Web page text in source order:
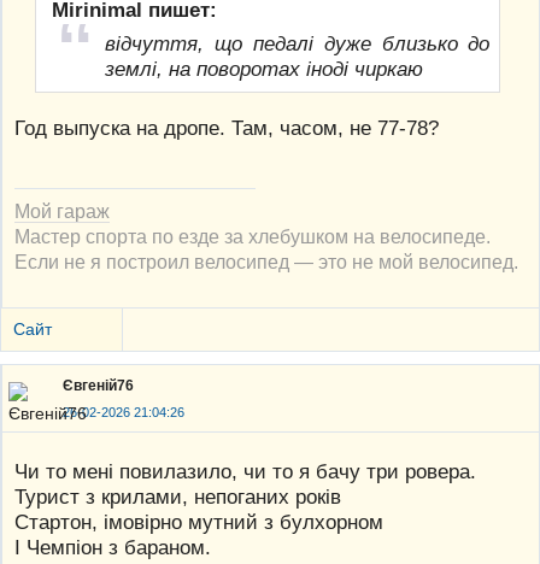
Mirinimal пишет:
відчуття, що педалі дуже близько до
землі, на поворотах іноді чиркаю
Год выпуска на дропе. Там, часом, не 77-78?
Мой гараж
Мастер спорта по езде за хлебушком на велосипеде.
Если не я построил велосипед — это не мой велосипед.
Сайт
Євгеній76
26-02-2026 21:04:26
Чи то мені повилазило, чи то я бачу три ровера.
Турист з крилами, непоганих років
Стартон, імовірно мутний з булхорном
І Чемпіон з бараном.